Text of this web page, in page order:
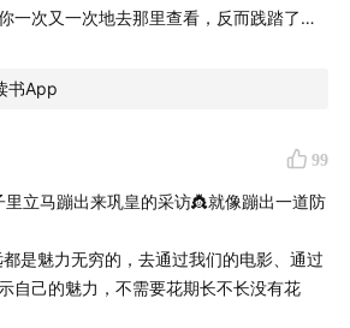
「太阳」的缺席与「行星」的呓语
生命与伯顿相爱，也接受爱情的凋零
的终点，母亲的死让我想更用力地
一次又一次地去那里查看，反而践踏了那
了真相。我们的头脑总是不停地把记忆里
象更远一些。我从很年轻时开始被各路记
难看清它们的原貌。也许，要保持原始的
动它。
有准备的情形下，我突然回到了一片未曾
的记忆，有些只是模糊的印象，也有些清
图把它们写下来,或许人们能看到我在枕头
印。
书App
99
里立马蹦出来巩皇的采访👸就像蹦出一道防
是魅力无穷的，去通过我们的电影、通过
自己的魅力，不需要花期长不长没有花